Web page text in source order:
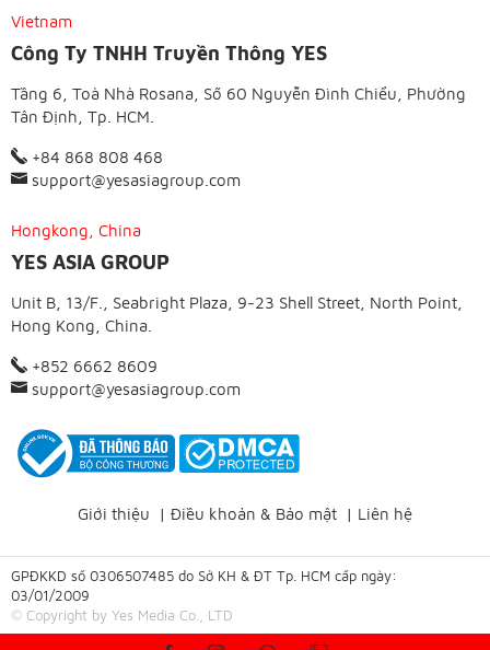
Vietnam
Công Ty TNHH Truyền Thông YES
Tầng 6, Toà Nhà Rosana, Số 60 Nguyễn Đình Chiểu, Phường
Tân Định, Tp. HCM.
+84 868 808 468
support@yesasiagroup.com
Hongkong, China
YES ASIA GROUP
Unit B, 13/F., Seabright Plaza, 9-23 Shell Street, North Point,
Hong Kong, China.
+852 6662 8609
support@yesasiagroup.com
Giới thiệu | Điều khoản & Bảo mật | Liên hệ
GPĐKKD số 0306507485 do Sở KH & ĐT Tp. HCM cấp ngày:
03/01/2009
© Copyright by Yes Media Co., LTD